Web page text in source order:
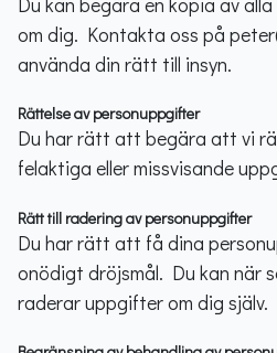
om dig. Kontakta oss på
använda din rätt till insyn.
Rättelse av personuppgifter
Du har rätt att begära att vi
felaktiga eller missvisande
Rätt till radering av personuppgifter
Du har rätt att få dina
onödigt dröjsmål. Du kan när
raderar uppgifter om dig själv.